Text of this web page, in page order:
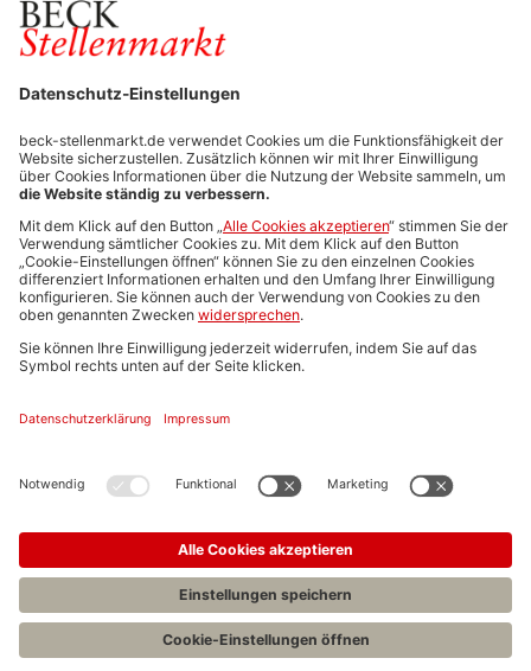
FÜR ARBEITGEBER
Stellenmarktpreise
Anzeigen-AGB
Media-Daten
Newsletteranmeldung
Produktübersicht
ALLGEMEIN
FAQs
Impressum
Stellenangebote C.H.BECK
Entwickelt durchJobiqo